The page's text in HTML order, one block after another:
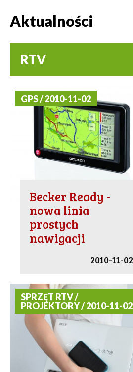
Aktualności
RTV
GPS / 2010-11-02
Becker Ready -
nowa linia
prostych
nawigacji
2010-11-02
SPRZĘT RTV /
PROJEKTORY / 2010-11-02